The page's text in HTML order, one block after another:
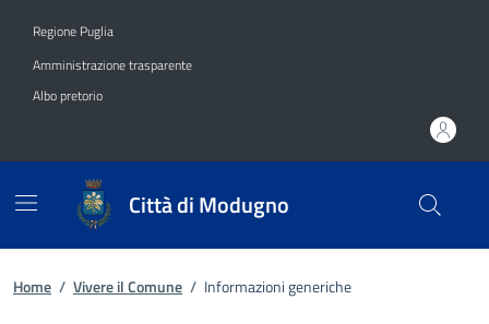
Regione Puglia
Amministrazione trasparente
Albo pretorio
Città di Modugno
Home / Vivere il Comune / Informazioni generiche